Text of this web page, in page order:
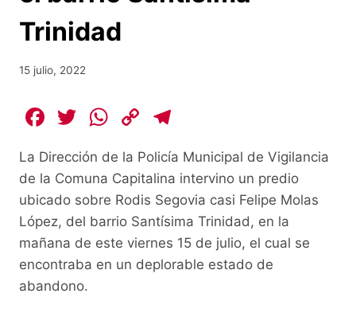
Trinidad
15 julio, 2022
F
c
e
b
o
o
k
T
itt
er
W
at
s
A
p
p
C
p
y
Li
n
k
e
gr
a
m
La Dirección de la Policía Municipal de Vigilancia
de la Comuna Capitalina intervino un predio
ubicado sobre Rodis Segovia casi Felipe Molas
López, del barrio Santísima Trinidad, en la
mañana de este viernes 15 de julio, el cual se
encontraba en un deplorable estado de
abandono.